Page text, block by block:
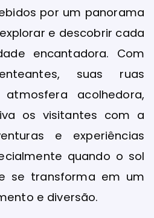
por um panorama
e descobrir cada
encantadora. Com
suas ruas
acolhedora,
os visitantes com a
e experiências
quando o sol
se transforma em um
e diversão.